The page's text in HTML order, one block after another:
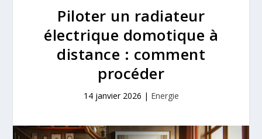
Piloter un radiateur
électrique domotique à
distance : comment
procéder
14 janvier 2026 | Energie